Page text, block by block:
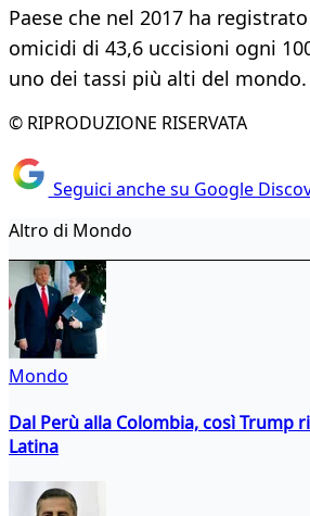
Paese che nel 2017 ha
omicidi di 43,6 uccisioni ogni
uno dei tassi più alti del mondo.
© RIPRODUZIONE RISERVATA
Seguici anche su Google
Altro di Mondo
Mondo
Dal Perù alla Colombia, così Trump
Latina